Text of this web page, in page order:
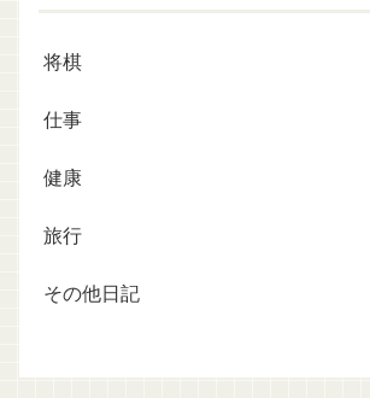
将棋
仕事
健康
旅行
その他日記